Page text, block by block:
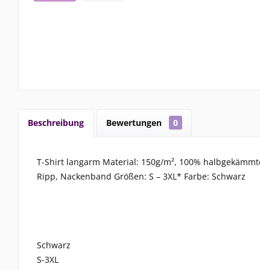
Beschreibung Bewertungen 0
T-Shirt langarm Material: 150g/m², 100%
Ripp, Nackenband Größen: S – 3XL* Farbe: Schwarz
Schwarz
S-3XL